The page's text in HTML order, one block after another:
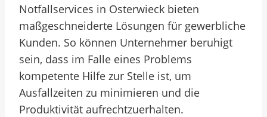
Notfallservices in Osterwieck bieten
maßgeschneiderte Lösungen für gewerbliche
Kunden. So können Unternehmer beruhigt
sein, dass im Falle eines Problems
kompetente Hilfe zur Stelle ist, um
Ausfallzeiten zu minimieren und die
Produktivität aufrechtzuerhalten.